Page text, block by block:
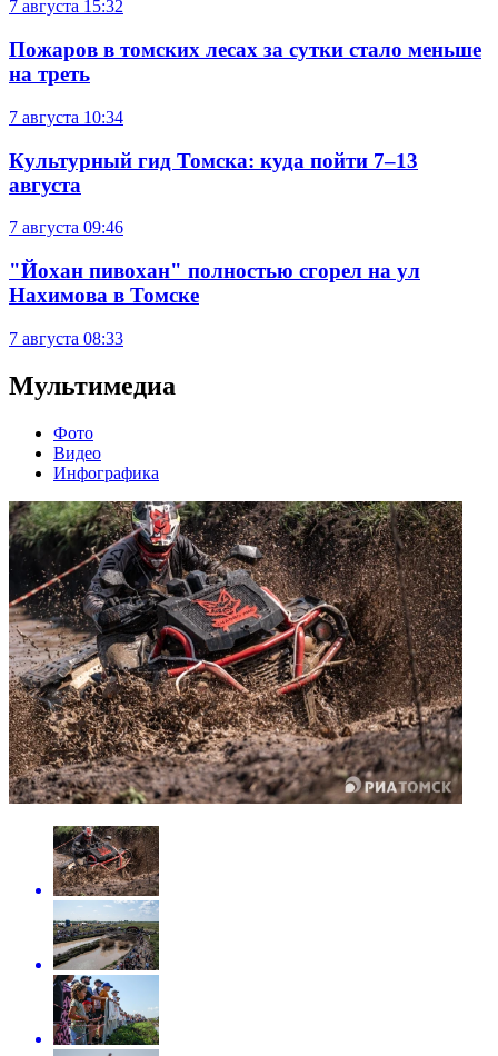
7 августа 15:32
Пожаров в томских лесах за сутки стало меньше
на треть
7 августа 10:34
Культурный гид Томска: куда пойти 7–13
августа
7 августа 09:46
"Йохан пивохан" полностью сгорел на ул
Нахимова в Томске
7 августа 08:33
Мультимедиа
Фото
Видео
Инфографика